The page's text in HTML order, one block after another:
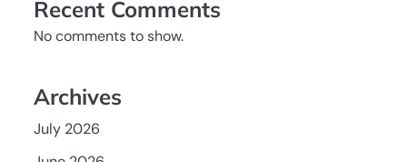
Recent Comments
No comments to show.
Archives
July 2026